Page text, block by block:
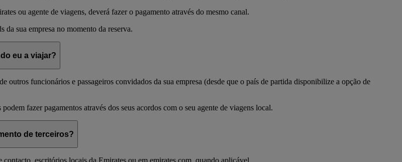
ou agente de viagens, deverá fazer o pagamento através do mesmo canal.
da sua empresa no momento da reserva.
eu a viajar?
outros funcionários e passageiros convidados da sua empresa (desde que o país de partida disponibilize a opção de
fazer pagamentos através dos seus acordos com o seu agente de viagens local.
de terceiros?